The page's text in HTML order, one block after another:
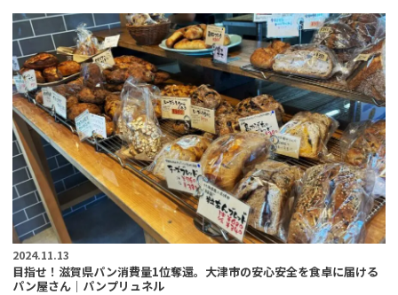
2024.11.13
目指せ！滋賀県パン消費量1位奪還。大津市の安心安全を食卓に届ける
パン屋さん｜パンプリュネル